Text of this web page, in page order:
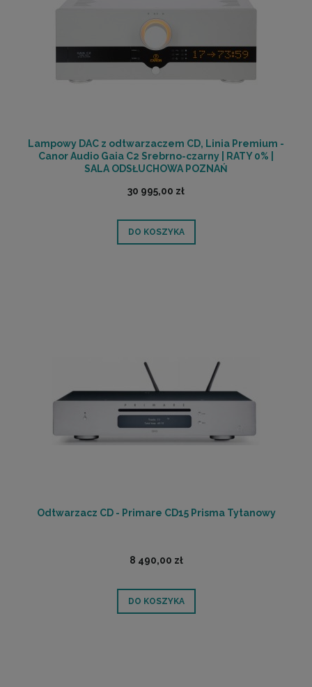
Lampowy DAC z odtwarzaczem CD, Linia Premium -
Canor Audio Gaia C2 Srebrno-czarny | RATY 0% |
SALA ODSŁUCHOWA POZNAŃ
30 995,00 zł
DO KOSZYKA
Odtwarzacz CD - Primare CD15 Prisma Tytanowy
8 490,00 zł
DO KOSZYKA